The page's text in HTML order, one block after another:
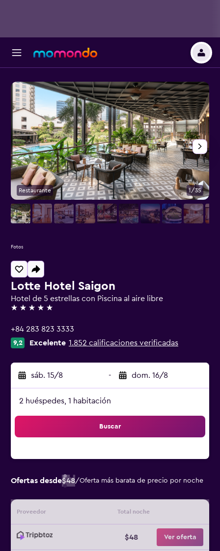
Lotte Hotel Saigon
Hotel de 5 estrellas con Piscina al aire libre
5 estrellas
+84 283 823 3333
9,2 Excelente 1.852 calificaciones verificadas
sáb. 15/8 - dom. 16/8
2 huéspedes, 1 habitación
Buscar
Ofertas desde$48/Oferta más barata de precio por noche
Proveedor Total noche
$48 Ver oferta
Restaurante 1/35
Fotos